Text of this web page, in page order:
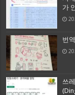
가
번
쓰